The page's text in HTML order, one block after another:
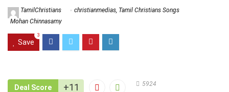
TamilChristians christianmedias, Tamil Christians Songs
Mohan Chinnasamy
Save
3
Deal Score +11 5924